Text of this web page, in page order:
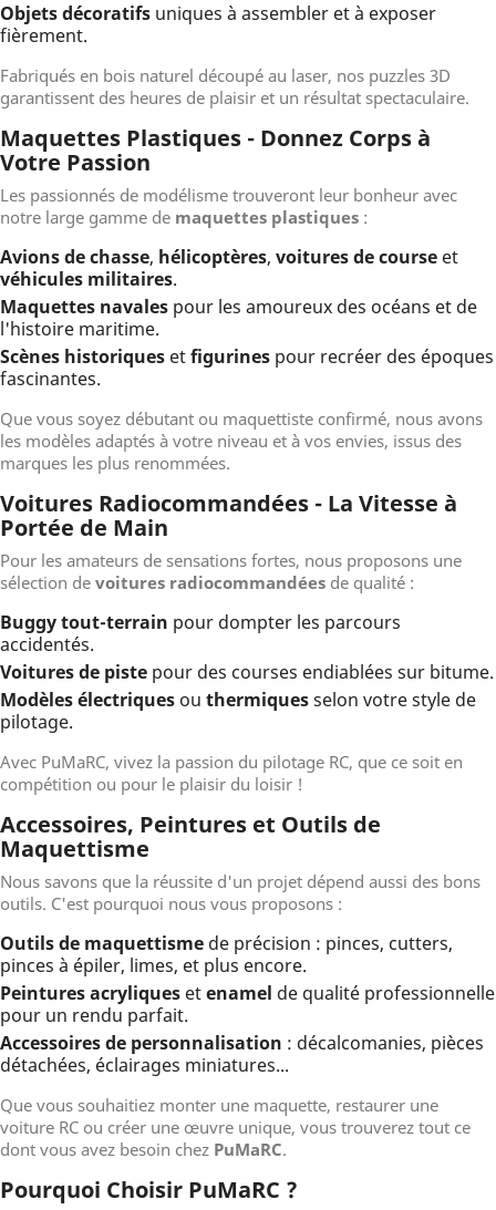
Objets décoratifs uniques à assembler et à exposer
fièrement.
Fabriqués en bois naturel découpé au laser, nos puzzles 3D
garantissent des heures de plaisir et un résultat spectaculaire.
Maquettes Plastiques - Donnez Corps à
Votre Passion
Les passionnés de modélisme trouveront leur bonheur avec
notre large gamme de maquettes plastiques :
Avions de chasse, hélicoptères, voitures de course et
véhicules militaires.
Maquettes navales pour les amoureux des océans et de
l'histoire maritime.
Scènes historiques etfigurines pour recréer des époques
fascinantes.
Que vous soyez débutant ou maquettiste confirmé, nous avons
les modèles adaptés à votre niveau et à vos envies, issus des
marques les plus renommées.
Voitures Radiocommandées - La Vitesse à
Portée de Main
Pour les amateurs de sensations fortes, nous proposons une
sélection de voitures radiocommandées de qualité :
Buggy tout-terrain pour dompter les parcours
accidentés.
Voitures de piste pour des courses endiablées sur bitume.
Modèles électriques ou thermiquesselon votre style de
pilotage.
Avec PuMaRC, vivez la passion du pilotage RC, que ce soit en
compétition ou pour le plaisir du loisir !
Accessoires, Peintures et Outils de
Maquettisme
Nous savons que la réussite d'un projet dépend aussi des bons
outils. C'est pourquoi nous vous proposons :
Outils de maquettisme de précision : pinces, cutters,
pinces à épiler, limes, et plus encore.
Peintures acryliques etenamel de qualité professionnelle
pour un rendu parfait.
Accessoires de personnalisation : décalcomanies, pièces
détachées, éclairages miniatures...
Que vous souhaitiez monter une maquette, restaurer une
voiture RC ou créer une œuvre unique, vous trouverez tout ce
dont vous avez besoin chez PuMaRC.
Pourquoi Choisir PuMaRC ?